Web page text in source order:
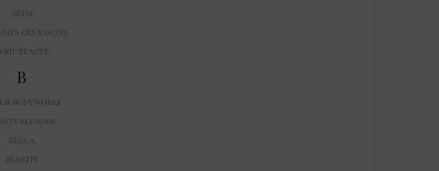
ARTIS
DES SAVONS
BEAUTÉ
B
& BODY WORKS
BLENDER
BECCA
BENEFIT